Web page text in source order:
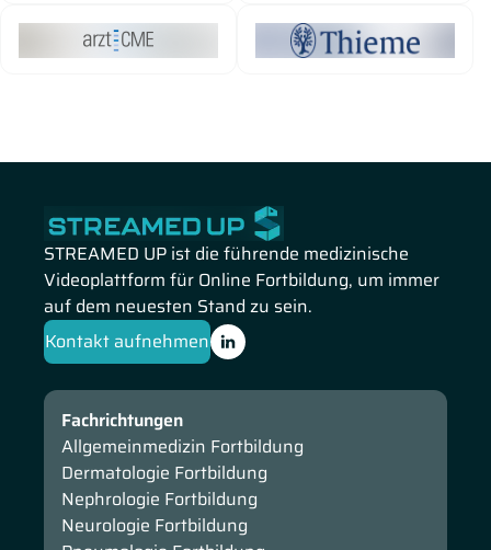
STREAMED UP ist die führende medizinische
Videoplattform für Online Fortbildung, um immer
auf dem neuesten Stand zu sein.
Kontakt aufnehmen
Fachrichtungen
Allgemeinmedizin Fortbildung
Dermatologie Fortbildung
Nephrologie Fortbildung
Neurologie Fortbildung